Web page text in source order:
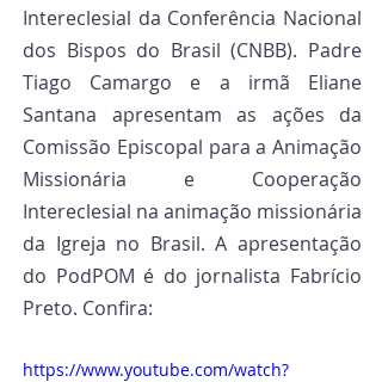
Intereclesial da Conferência Nacional
dos Bispos do Brasil (CNBB). Padre
Tiago Camargo e a irmã Eliane
Santana apresentam as ações da
Comissão Episcopal para a Animação
Missionária e Cooperação
Intereclesial na animação missionária
da Igreja no Brasil. A apresentação
do PodPOM é do jornalista Fabrício
Preto. Confira:
https://www.youtube.com/watch?